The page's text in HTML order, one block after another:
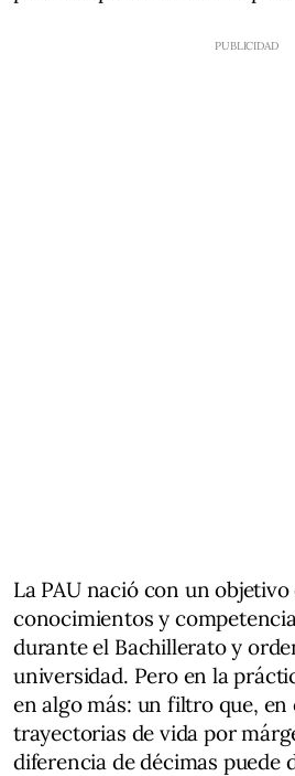
La PAU nació con un
conocimientos y
durante el Bachillerato y
universidad. Pero en la
en algo más: un filtro que, en
trayectorias de vida por
diferencia de décimas puede